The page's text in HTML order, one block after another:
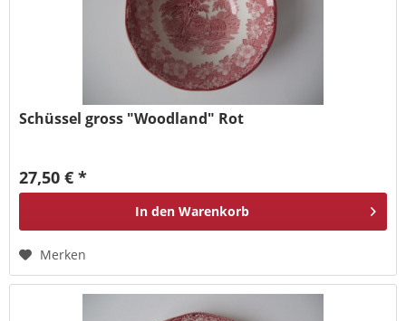
Schüssel gross "Woodland" Rot
27,50 € *
In den Warenkorb
Merken